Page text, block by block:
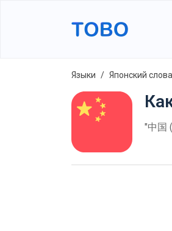
Языки Японский
"中国